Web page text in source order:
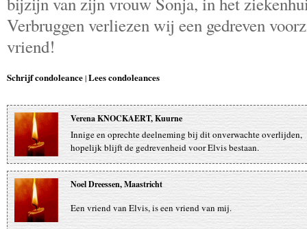
Verbruggen verliezen wij een gedreven
vriend!
Schrijf condoleance|Lees condoleances
Verena KNOCKAERT, Kuurne
Innige en oprechte deelneming bij dit onverwachte overlijden,
hopelijk blijft de gedrevenheid voor Elvis bestaan.
Noel Dreessen, Maastricht
Een vriend van Elvis, is een vriend van mij.